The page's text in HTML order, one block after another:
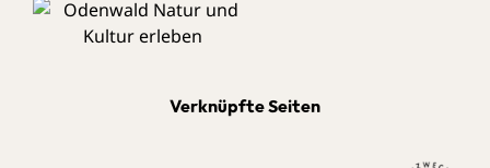
Verknüpfte Seiten